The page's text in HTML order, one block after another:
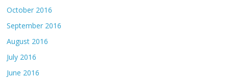
October 2016
September 2016
August 2016
July 2016
June 2016